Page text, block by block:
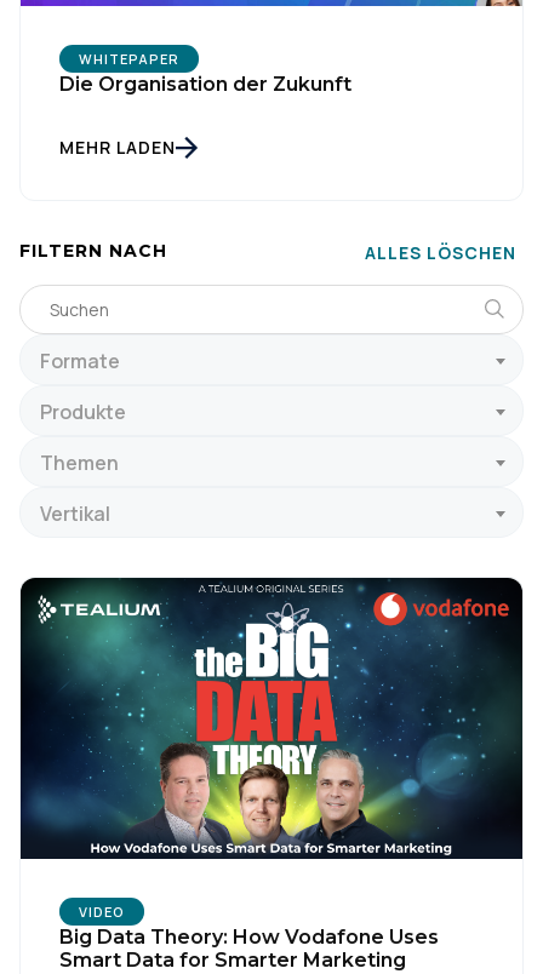
WHITEPAPER
Die Organisation der Zukunft
MEHR LADEN
FILTERN NACH ALLES LÖSCHEN
Formate
Produkte
Themen
Vertikal
VIDEO
Big Data Theory: How Vodafone Uses
Smart Data for Smarter Marketing